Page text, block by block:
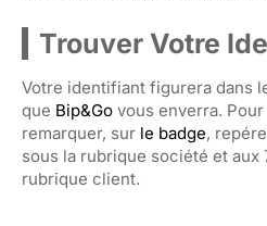
Trouver Votre
Votre identifiant figurera dans
que Bip&Go vous enverra.
remarquer, sur le badge,
sous la rubrique société et aux
rubrique client.